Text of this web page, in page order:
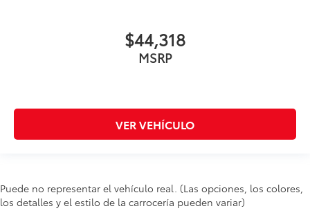
$44,318
MSRP
VER VEHÍCULO
Puede no representar el vehículo real. (Las opciones, los colores,
los detalles y el estilo de la carrocería pueden variar)